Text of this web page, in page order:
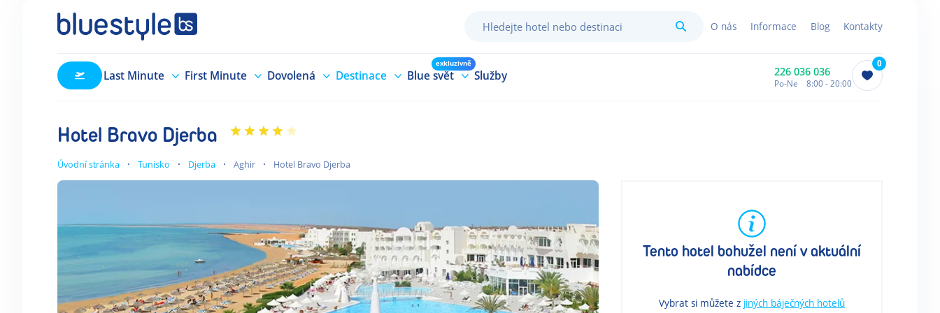
HledatO nás Informace Blog Kontakty
Last Minute First Minute Dovolená Destinace Blue svět
exkluzivně
Služby 226 036 036
Po-Ne 8:00 - 20:00
0
Hotel Bravo Djerba
Úvodní stránka Tunisko Djerba Aghir Hotel Bravo Djerba
Tento hotel bohužel není v aktuální
nabídce
Vybrat si můžete z jiných báječných hotelů